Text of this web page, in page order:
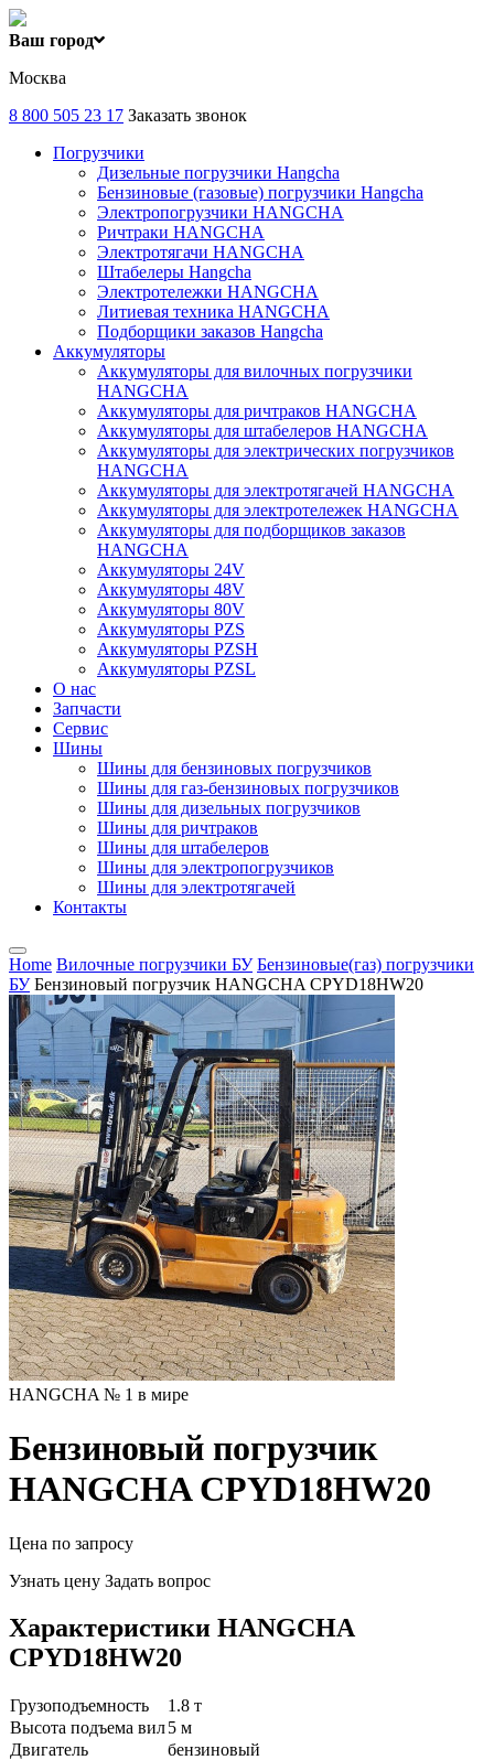
Ваш город
Москва
8 800 505 23 17 Заказать звонок
Погрузчики
Дизельные погрузчики Hangcha
Бензиновые (газовые) погрузчики Hangcha
Электропогрузчики HANGCHA
Ричтраки HANGCHA
Электротягачи HANGCHA
Штабелеры Hangcha
Электротележки HANGCHA
Литиевая техника HANGCHA
Подборщики заказов Hangcha
Аккумуляторы
Аккумуляторы для вилочных погрузчики
HANGCHA
Аккумуляторы для ричтраков HANGCHA
Аккумуляторы для штабелеров HANGCHA
Аккумуляторы для электрических погрузчиков
HANGCHA
Аккумуляторы для электротягачей HANGCHA
Аккумуляторы для электротележек HANGCHA
Аккумуляторы для подборщиков заказов
HANGCHA
Аккумуляторы 24V
Аккумуляторы 48V
Аккумуляторы 80V
Аккумуляторы PZS
Аккумуляторы PZSH
Аккумуляторы PZSL
О нас
Запчасти
Сервис
Шины
Шины для бензиновых погрузчиков
Шины для газ-бензиновых погрузчиков
Шины для дизельных погрузчиков
Шины для ричтраков
Шины для штабелеров
Шины для электропогрузчиков
Шины для электротягачей
Контакты
Home Вилочные погрузчики БУ Бензиновые(газ) погрузчики
БУБензиновый погрузчик HANGCHA CPYD18HW20
HANGCHA № 1 в мире
Бензиновый погрузчик
HANGCHA CPYD18HW20
Цена по запросу
Узнать цену Задать вопрос
Характеристики HANGCHA
CPYD18HW20
Грузоподъемность
1.8 т
Высота подъема вил5 м
Двигатель
бензиновый